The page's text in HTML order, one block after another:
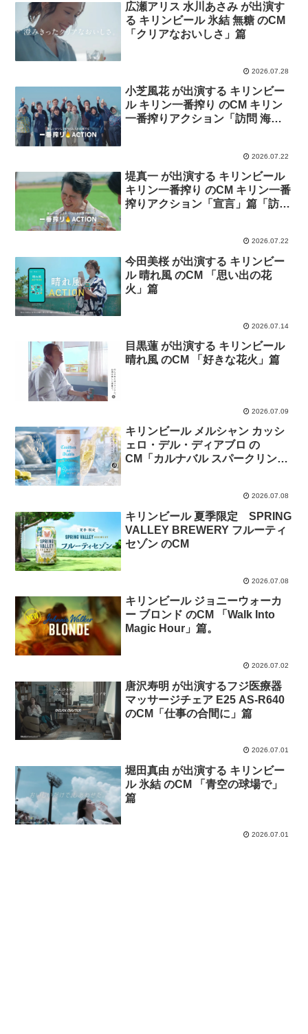
広瀬アリス 水川あさみ が出演す
る キリンビール 氷結 無糖 のCM
「クリアなおいしさ」篇
2026.07.28
小芝風花 が出演する キリンビー
ル キリン一番搾り のCM キリン
一番搾りアクション「訪問 海を
2026.07.22
堤真一 が出演する キリンビール
キリン一番搾り のCM キリン一番
搾りアクション「宣言」篇「訪問
2026.07.22
今田美桜 が出演する キリンビー
ル 晴れ風 のCM 「思い出の花
火」篇
2026.07.14
目黒蓮 が出演する キリンビール
晴れ風 のCM 「好きな花火」篇
2026.07.09
キリンビール メルシャン カッシ
ェロ・デル・ディアブロ の
CM「カルナバル スパークリング
2026.07.08
キリンビール 夏季限定 SPRING
VALLEY BREWERY フルーティ
セゾン のCM
2026.07.08
キリンビール ジョニーウォーカ
ー ブロンド のCM 「Walk Into
Magic Hour」篇。
2026.07.02
唐沢寿明 が出演するフジ医療器
マッサージチェア E25 AS-R640
のCM「仕事の合間に」篇
2026.07.01
堀田真由 が出演する キリンビー
ル 氷結 のCM 「青空の球場で」
篇
2026.07.01